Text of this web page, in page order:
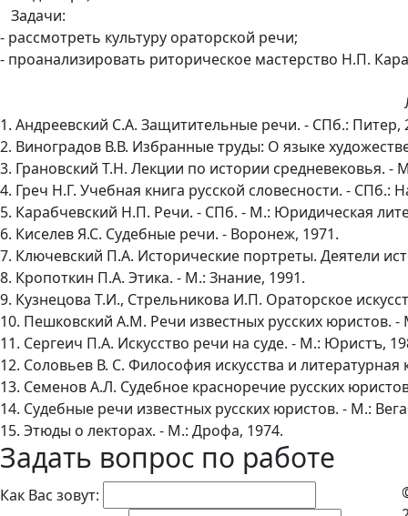
Задачи:
- рассмотреть культуру ораторской речи;
- проанализировать риторическое мастерство Н.П.
1. Андреевский С.А. Защитительные речи. - СПб.: Питер,
2. Виноградов В.В. Избранные труды: О языке
3. Грановский Т.Н. Лекции по истории средневековья. -
4. Греч Н.Г. Учебная книга русской словесности. - СПб.:
5. Карабчевский Н.П. Речи. - СПб. - М.: Юридическая
6. Киселев Я.С. Судебные речи. - Воронеж, 1971.
7. Ключевский П.А. Исторические портреты. Деятели
8. Кропоткин П.А. Этика. - М.: Знание, 1991.
9. Кузнецова Т.И., Стрельникова И.П. Ораторское
10. Пешковский А.М. Речи известных русских юристов.
11. Сергеич П.А. Искусство речи на суде. - М.: Юристъ,
12. Соловьев В. С. Философия искусства и литературная
13. Семенов А.Л. Судебное красноречие русских
14. Судебные речи известных русских юристов. - М.:
15. Этюды о лекторах. - М.: Дрофа, 1974.
Задать вопрос по работе
Как Вас зовут: